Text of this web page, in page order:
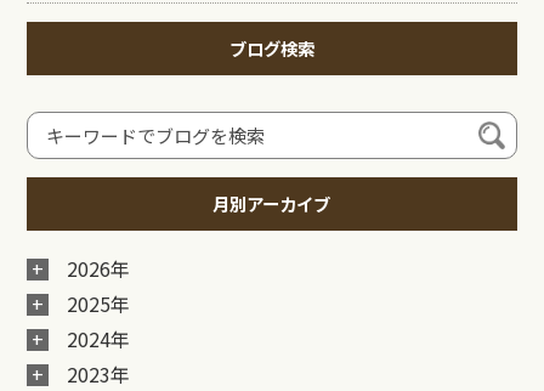
ブログ検索
月別アーカイブ
2026年
2025年
2024年
2023年